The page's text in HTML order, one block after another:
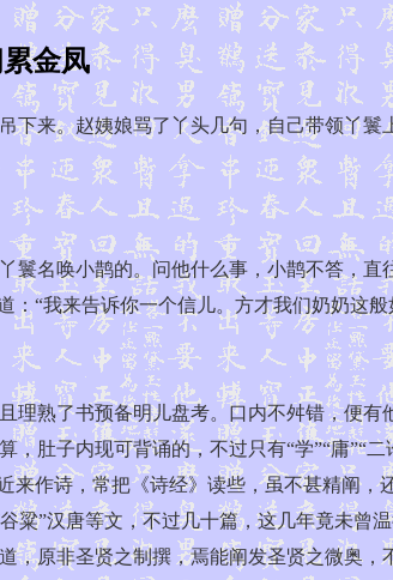
金凤
来。赵姨娘骂了丫头几句，自己带领丫鬟
名唤小鹊的。问他什么事，小鹊不答，直
“我来告诉你一个信儿。方才我们奶奶这
熟了书预备明儿盘考。口内不舛错，便有
肚子内现可背诵的，不过只有“学”“庸”“
作诗，常把《诗经》读些，虽不甚精阐，
粱”汉唐等文，不过几十篇，这几年竟未曾
原非圣贤之制撰，焉能阐发圣贤之微奥，